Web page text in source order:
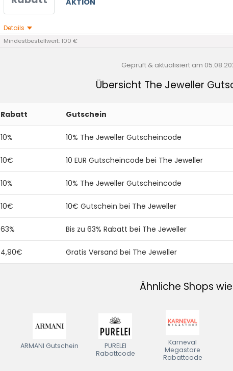
AKTION
Details
Mindestbestellwert: 100 €
Geprüft & aktualisiert am
Übersicht The Jeweller
Rabatt Gutschein
10% 10% The Jeweller Gutscheincode
10€ 10 EUR Gutscheincode bei The Jeweller
10% 10% The Jeweller Gutscheincode
10€ 10€ Gutschein bei The Jeweller
63% Bis zu 63% Rabatt bei The Jeweller
4,90€ Gratis Versand bei The Jeweller
Ähnliche Shops
ARMANI Gutschein
PURELEI
Rabattcode
Karneval
Megastore
Rabattcode